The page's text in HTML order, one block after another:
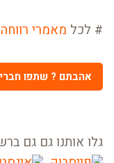
# לכל מאמרי רווחה
אהבתם ? שתפו
גלו אותנו גם גם